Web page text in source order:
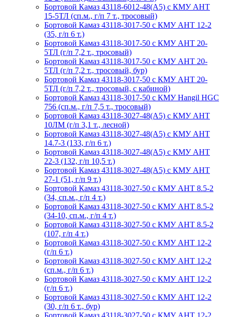
Бортовой Камаз 43118-6012-48(А5) с КМУ АНТ
15-5ТЛ (сп.м., г/п 7 т., тросовый)
Бортовой Камаз 43118-3017-50 с КМУ АНТ 12-2
(35, г/п 6 т.)
Бортовой Камаз 43118-3017-50 с КМУ АНТ 20-
5ТЛ (г/п 7,2 т., тросовый)
Бортовой Камаз 43118-3017-50 с КМУ АНТ 20-
5ТЛ (г/п 7,2 т., тросовый, бур)
Бортовой Камаз 43118-3017-50 с КМУ АНТ 20-
5ТЛ (г/п 7,2 т., тросовый, с кабиной)
Бортовой Камаз 43118-3017-50 с КМУ Hangil HGC
756 (сп.м., г/п 7,5 т., тросовый)
Бортовой Камаз 43118-3027-48(A5) с КМУ АНТ
10ЛМ (г/п 3,1 т., лесной)
Бортовой Камаз 43118-3027-48(A5) с КМУ АНТ
14.7-3 (133, г/п 6 т.)
Бортовой Камаз 43118-3027-48(A5) с КМУ АНТ
22-3 (132, г/п 10,5 т.)
Бортовой Камаз 43118-3027-48(A5) с КМУ АНТ
27-1 (51, г/п 9 т.)
Бортовой Камаз 43118-3027-50 с КМУ АНТ 8.5-2
(34, сп.м., г/п 4 т.)
Бортовой Камаз 43118-3027-50 с КМУ АНТ 8.5-2
(34-10, сп.м., г/п 4 т.)
Бортовой Камаз 43118-3027-50 с КМУ АНТ 8.5-2
(107, г/п 4 т.)
Бортовой Камаз 43118-3027-50 с КМУ АНТ 12-2
(г/п 6 т.)
Бортовой Камаз 43118-3027-50 с КМУ АНТ 12-2
(сп.м., г/п 6 т.)
Бортовой Камаз 43118-3027-50 с КМУ АНТ 12-2
(г/п 6 т.)
Бортовой Камаз 43118-3027-50 с КМУ АНТ 12-2
(30, г/п 6 т., бур)
Бортовой Камаз 43118-3027-50 с КМУ АНТ 12-2